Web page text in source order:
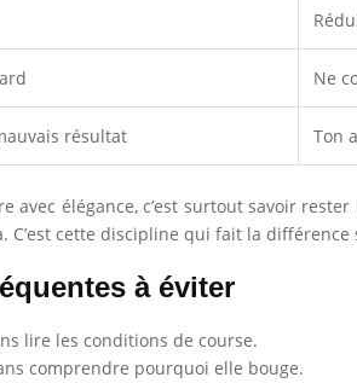
Ne
résultat Ton
avec élégance, c’est surtout savoir
C’est cette discipline qui fait la
à éviter
lire les conditions de course.
comprendre pourquoi elle bouge.